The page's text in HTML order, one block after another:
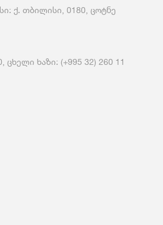
ქ. თბილისი, 0180, ცოტნე
ცხელი ხაზი: (+995 32) 260 11